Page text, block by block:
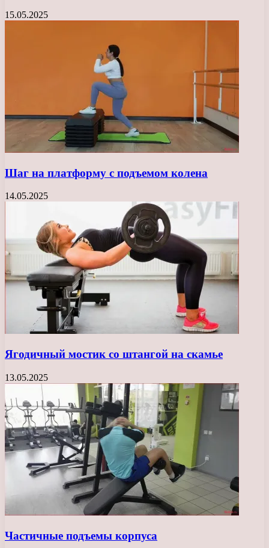
15.05.2025
Шаг на платформу с подъемом колена
14.05.2025
Ягодичный мостик со штангой на скамье
13.05.2025
Частичные подъемы корпуса